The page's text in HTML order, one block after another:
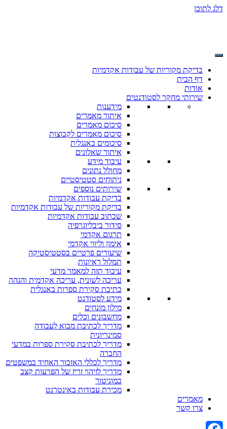
דלג לתוכן
בדיקת מקוריות של עבודות אקדמיות
דף הבית
אודות
שירותי מחקר לסטודנטים
מידענות
איתור מאמרים
סיכום מאמרים
סיכום מאמרים לקבוצות
סיכומים באנגלית
איתור שאלונים
עיבוד מידע
מחולל נתונים
ניתוחים סטטיסטיים
שירותים נוספים
בדיקת עבודות אקדמיות
בדיקת מקוריות של עבודות אקדמיות
שכתוב עבודות אקדמיות
סידור ביבליוגרפיה
תרגום אקדמי
אימון וליווי אקדמי
שיעורים פרטיים בסטטיסטיקה
תמלול ראיונות
עיבוד תזה למאמר מדעי
עריכה לשונית, עריכה אקדמית והגהה
כתיבת סקירת ספרות באנגלית
מידע לסטודנט
מילון מונחים
מחשבונים וכלים
מדריך לכתיבת מבוא לעבודה
סמינריונית
מדריך לכתיבת סקירת ספרות במדעי
החברה
מדריך לכללי האזכור האחיד במשפטים
מדריך לזיהוי זריז של הפרעות קצב
במוניטור
מכירת עבודות באינטרנט
מאמרים
צרו קשר